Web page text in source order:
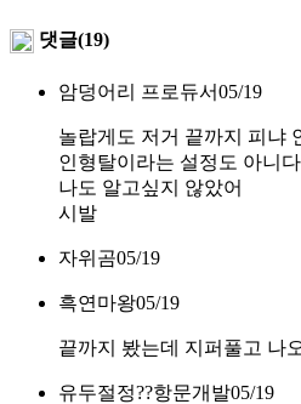
댓글(19)
암덩어리 프로듀서05/19
놀랍게도 저거 끝까지 피냐
인형탈이라는 설정도 아니
나도 알고싶지 않았어
시발
자위곰05/19
흑연마왕05/19
끝까지 봤는데 지퍼풀고 나
유두절정??항문개발05/19